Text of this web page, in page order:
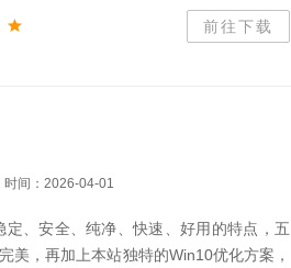
前往下载
时间：2026-04-01
、安全、纯净、快速、好用的特点，五
美，再加上本站独特的Win10优化方案，